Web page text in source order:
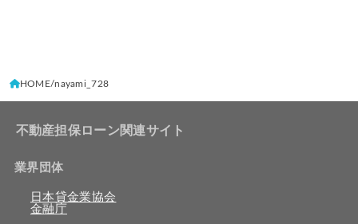
HOME nayami_728
不動産担保ローン関連サイト
業界団体
日本貸金業協会
金融庁